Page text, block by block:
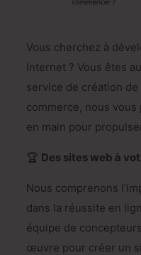
Vous cherchez à
Internet ? Vous êtes
service de création
commerce, nous
en main pour
🏆 Des sites web à
Nous comprenons
dans la réussite en
équipe de
œuvre pour créer un